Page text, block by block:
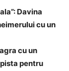
Davina
cu un
cu un
pentru